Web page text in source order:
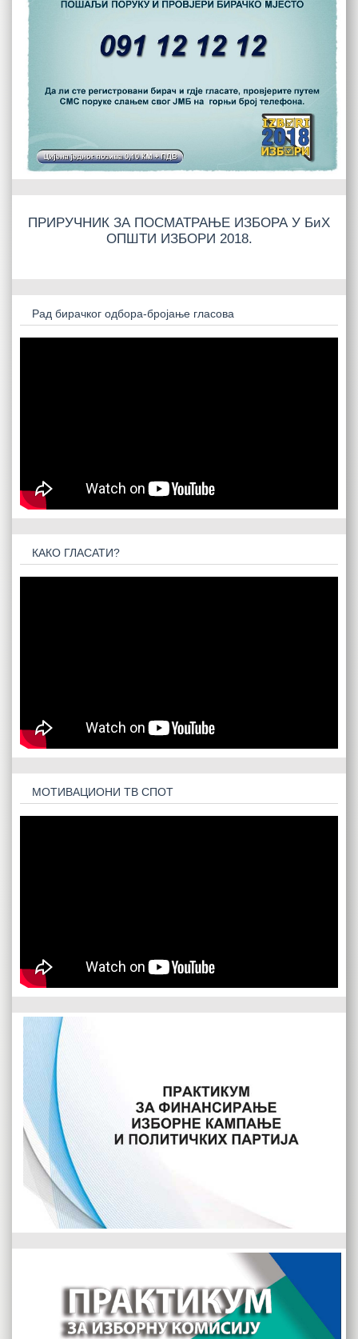
ПРИРУЧНИК ЗА ПОСМАТРАЊЕ ИЗБОРА У БиХ
ОПШТИ ИЗБОРИ 2018.
Рад бирачког одбора-бројање гласова
КАКО ГЛАСАТИ?
МОТИВАЦИОНИ ТВ СПОТ